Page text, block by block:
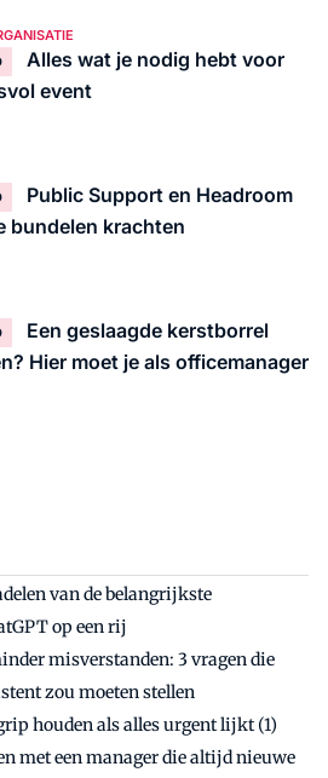
Alles wat je nodig hebt voor
event
Public Support en Headroom
bundelen krachten
Een geslaagde kerstborrel
Hier moet je als officemanager
van de belangrijkste
op een rij
misverstanden: 3 vragen die
zou moeten stellen
houden als alles urgent lijkt (1)
met een manager die altijd nieuwe